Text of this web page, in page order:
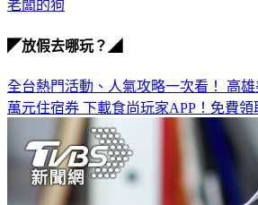
老闆的狗
◤放假去哪玩？◢
全台熱門活動、人氣攻略一次看！ 高
萬元住宿券 下載食尚玩家APP！免費領